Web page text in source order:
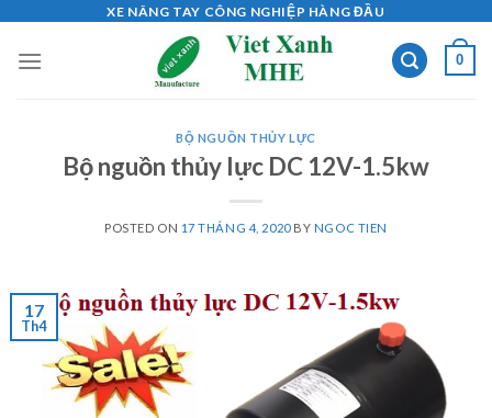
content
XE NÂNG TAY CÔNG NGHIỆP HÀNG ĐẦU
0
BỘ NGUỒN THỦY LỰC
Bộ nguồn thủy lực DC 12V-1.5kw
POSTED ON 17 THÁNG 4, 2020BY NGOC TIEN
17
Th4